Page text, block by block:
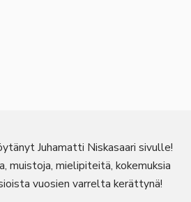
Juhamatti Niskasaari sivulle!
muistoja, mielipiteitä, kokemuksia
vuosien varrelta kerättynä!